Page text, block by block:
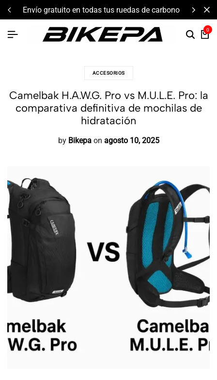
componentes de alto rendimiento y bikepacking
0
ACCESORIOS
Camelbak H.A.W.G. Pro vs M.U.L.E. Pro: la
comparativa definitiva de mochilas de
hidratación
by Bikepa on agosto 10, 2025